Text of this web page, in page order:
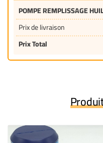
POMPE REMPLISSAGE
Prix de livraison
Prix Total